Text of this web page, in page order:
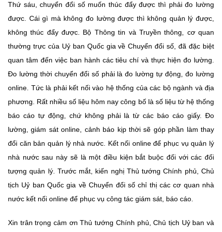
Thứ sáu, chuyển đổi số muốn thúc đẩy được thì phải đo lường
được. Cái gì mà không đo lường được thì không quản lý được,
không thúc đẩy được. Bộ Thông tin và Truyền thông, cơ quan
thường trực của Uỷ ban Quốc gia về Chuyển đổi số, đã đặc biệt
quan tâm đến việc ban hành các tiêu chí và thực hiện đo lường.
Đo lường thời chuyển đổi số phải là đo lường tự động, đo lường
online. Tức là phải kết nối vào hệ thống của các bộ ngành và địa
phương. Rất nhiều số liệu hôm nay công bố là số liệu từ hệ thống
báo cáo tự động, chứ không phải là từ các báo cáo giấy. Đo
lường, giám sát online, cảnh báo kịp thời sẽ góp phần làm thay
đổi căn bản quản lý nhà nước. Kết nối online để phục vụ quản lý
nhà nước sau này sẽ là một điều kiện bắt buộc đối với các đối
tượng quản lý. Trước mắt, kiến nghị Thủ tướng Chính phủ, Chủ
tịch Uỷ ban Quốc gia về Chuyển đổi số chỉ thị các cơ quan nhà
nước kết nối online để phục vụ công tác giám sát, báo cáo.
Xin trân trọng cảm ơn Thủ tướng Chính phủ, Chủ tịch Uỷ ban và